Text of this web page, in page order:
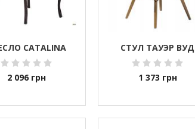
CATALINA
2 096 грн
СТУЛ ТАУЭР ВУД
1 373 грн